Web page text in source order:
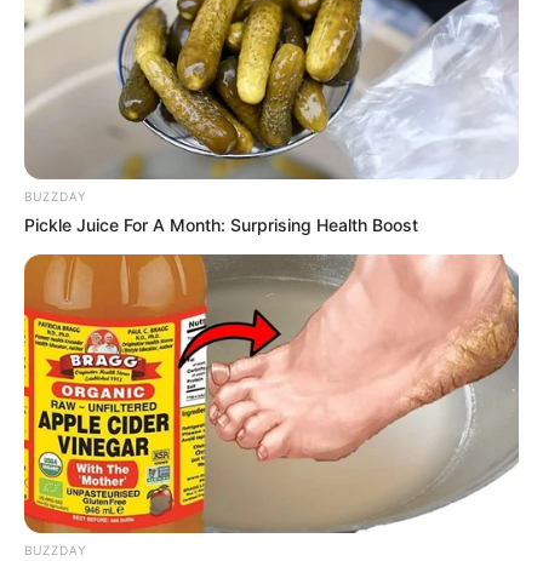
BUZZDAY
Pickle Juice For A Month: Surprising Health Boost
BUZZDAY